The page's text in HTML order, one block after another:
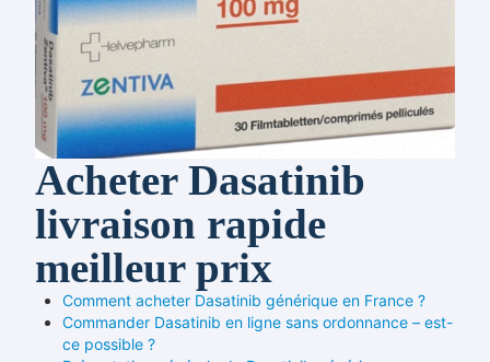
Acheter Dasatinib
livraison rapide
meilleur prix
Comment acheter Dasatinib générique en France ?
Commander Dasatinib en ligne sans ordonnance – est-
ce possible ?